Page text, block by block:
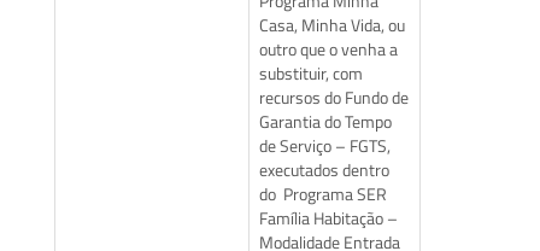
Casa, Minha Vida, ou
outro que o venha a
substituir, com
recursos do Fundo de
Garantia do Tempo
de Serviço – FGTS,
executados dentro
do Programa SER
Família Habitação –
Modalidade Entrada